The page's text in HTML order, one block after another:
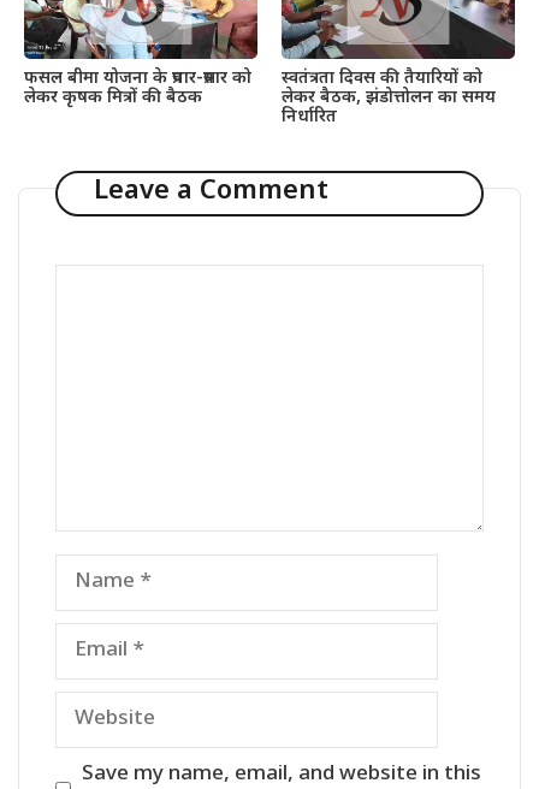
फसल बीमा योजना के प्रचार-प्रसार को
लेकर कृषक मित्रों की बैठक
स्वतंत्रता दिवस की तैयारियों को
लेकर बैठक, झंडोत्तोलन का समय
निर्धारित
Leave a Comment
Name
Email
Website
Save my name, email, and website in this